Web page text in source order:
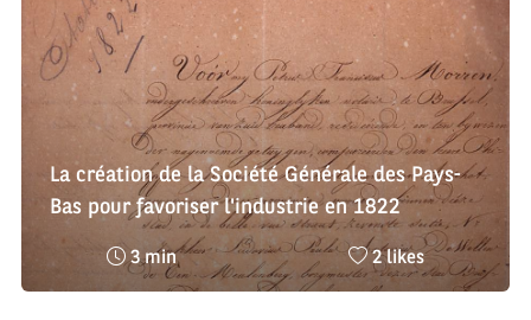
La création de la Société Générale des Pays-
Bas pour favoriser l'industrie en 1822
Temps
de
3 min
Nombre
de
2 likes